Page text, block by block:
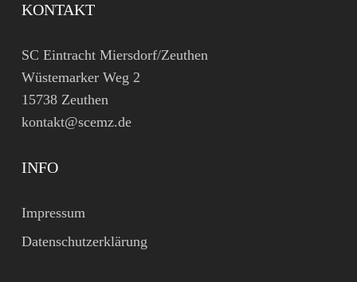
KONTAKT
SC Eintracht Miersdorf/Zeuthen
Wüstemarker Weg 2
15738 Zeuthen
kontakt@scemz.de
INFO
Impressum
Datenschutzerklärung